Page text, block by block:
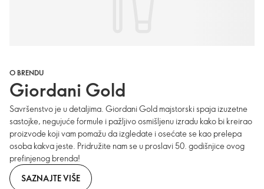
O BRENDU
Giordani Gold
Savršenstvo je u detaljima. Giordani Gold majstorski spaja izuzetne
sastojke, negujuće formule i pažljivo osmišljenu izradu kako bi kreirao
proizvode koji vam pomažu da izgledate i osećate se kao prelepa
osoba kakva jeste. Pridružite nam se u proslavi 50. godišnjice ovog
prefinjenog brenda!
SAZNAJTE VIŠE